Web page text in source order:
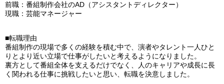
前職：番組制作会社のAD（アシスタントディレクター）
現職：芸能マネージャー
■転職理由
番組制作の現場で多くの経験を積む中で、演者やタレント一人ひと
りとより近い立場で仕事がしたいと考えるようになりました。
裏方として番組全体を支えるだけでなく、人のキャリアや成長に長
く関われる仕事に挑戦したいと思い、転職を決意しました。